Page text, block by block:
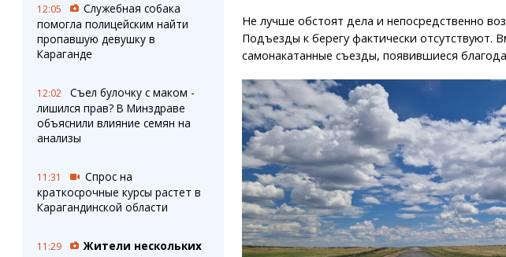
12:05
Служебная собака
помогла полицейским найти
пропавшую девушку в
Караганде
12:02
Съел булочку с маком -
лишился прав? В Минздраве
объяснили влияние семян на
анализы
11:31
Спрос на
краткосрочные курсы растет в
Карагандинской области
11:29
Жители нескольких
Не лучше обстоят дела и непосредственно
Подъезды к берегу фактически отсутствуют.
самонакатанные съезды, появившиеся